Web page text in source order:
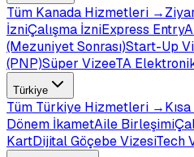
Tüm Kanada Hizmetleri →
İzniÇalışma İzniExpress Entry
(Mezuniyet Sonrası)Start-Up
(PNP)Süper VizeeTA
Türkiye
Tüm Türkiye Hizmetleri →
Dönem İkametAile Birleşimi
KartDijital Göçebe VizesiTech